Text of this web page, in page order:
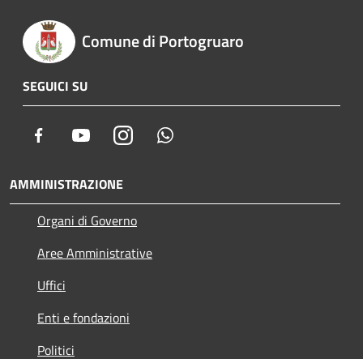
Comune di Portogruaro
SEGUICI SU
Facebook YoutubeInstagram
AMMINISTRAZIONE
Organi di Governo
Aree Amministrative
Uffici
Enti e fondazioni
Politici